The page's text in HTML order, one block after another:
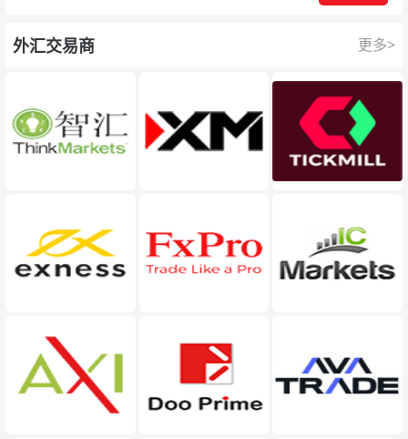
外汇交易商 更多>